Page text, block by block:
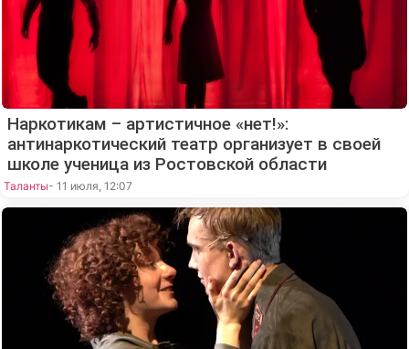
Наркотикам – артистичное «нет!»:
антинаркотический театр организует в своей
школе ученица из Ростовской области
Таланты- 11 июля, 12:07